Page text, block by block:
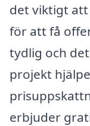
det viktigt
för att få
tydlig och
projekt
erbjuder